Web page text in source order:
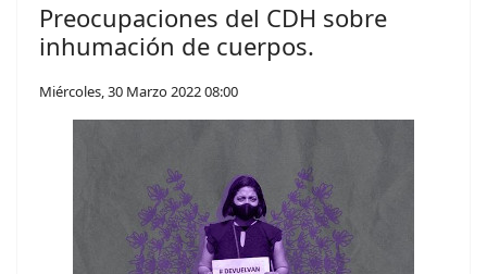
Preocupaciones del CDH sobre
inhumación de cuerpos.
Miércoles, 30 Marzo 2022 08:00